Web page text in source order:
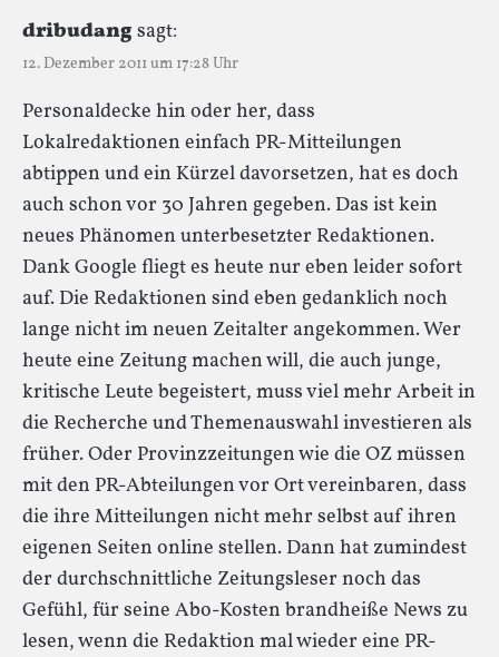
dribudangsagt:
12. Dezember 2011 um 17:28 Uhr
Personaldecke hin oder her, dass
Lokalredaktionen einfach PR-Mitteilungen
abtippen und ein Kürzel davorsetzen, hat es doch
auch schon vor 30 Jahren gegeben. Das ist kein
neues Phänomen unterbesetzter Redaktionen.
Dank Google fliegt es heute nur eben leider sofort
auf. Die Redaktionen sind eben gedanklich noch
lange nicht im neuen Zeitalter angekommen. Wer
heute eine Zeitung machen will, die auch junge,
kritische Leute begeistert, muss viel mehr Arbeit in
die Recherche und Themenauswahl investieren als
früher. Oder Provinzzeitungen wie die OZ müssen
mit den PR-Abteilungen vor Ort vereinbaren, dass
die ihre Mitteilungen nicht mehr selbst auf ihren
eigenen Seiten online stellen. Dann hat zumindest
der durchschnittliche Zeitungsleser noch das
Gefühl, für seine Abo-Kosten brandheiße News zu
lesen, wenn die Redaktion mal wieder eine PR-